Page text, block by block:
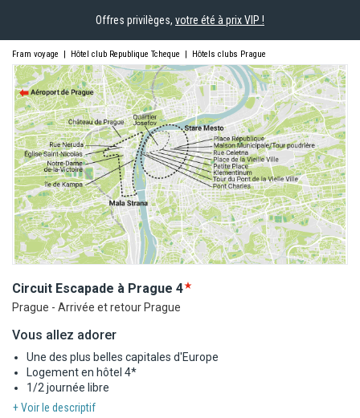
Offres privilèges, votre été à prix VIP !
Fram voyage | Hôtel club Republique Tcheque | Hôtels clubs Prague
Circuit Escapade à Prague 4
Prague - Arrivée et retour Prague
Vous allez adorer
Une des plus belles capitales d'Europe
Logement en hôtel 4*
1/2 journée libre
+ Voir le descriptif